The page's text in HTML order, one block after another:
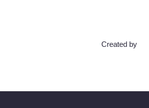
Created by